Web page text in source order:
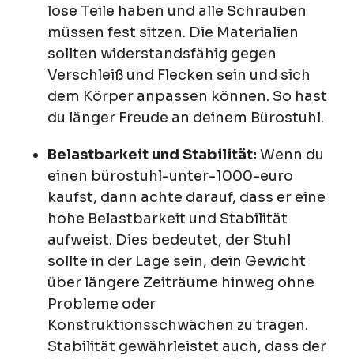
lose Teile haben und alle Schrauben
müssen fest sitzen. Die Materialien
sollten widerstandsfähig gegen
Verschleiß und Flecken sein und sich
dem Körper anpassen können. So hast
du länger Freude an deinem Bürostuhl.
Belastbarkeit und Stabilität: Wenn du
einen bürostuhl-unter-1000-euro
kaufst, dann achte darauf, dass er eine
hohe Belastbarkeit und Stabilität
aufweist. Dies bedeutet, der Stuhl
sollte in der Lage sein, dein Gewicht
über längere Zeiträume hinweg ohne
Probleme oder
Konstruktionsschwächen zu tragen.
Stabilität gewährleistet auch, dass der